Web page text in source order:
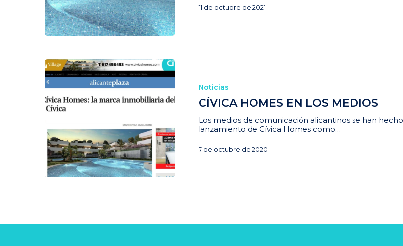
11 de octubre de 2021
Noticias
CÍVICA HOMES EN LOS MEDIOS
Los medios de comunicación alicantinos se han
lanzamiento de Cívica Homes como…
7 de octubre de 2020